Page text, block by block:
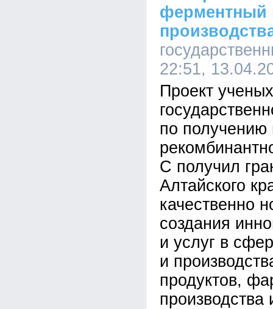
ферментный
22:51,
Проект
по
С получил
Алтайского
качественно
создания
и услуг в
и
продуктов,
производства